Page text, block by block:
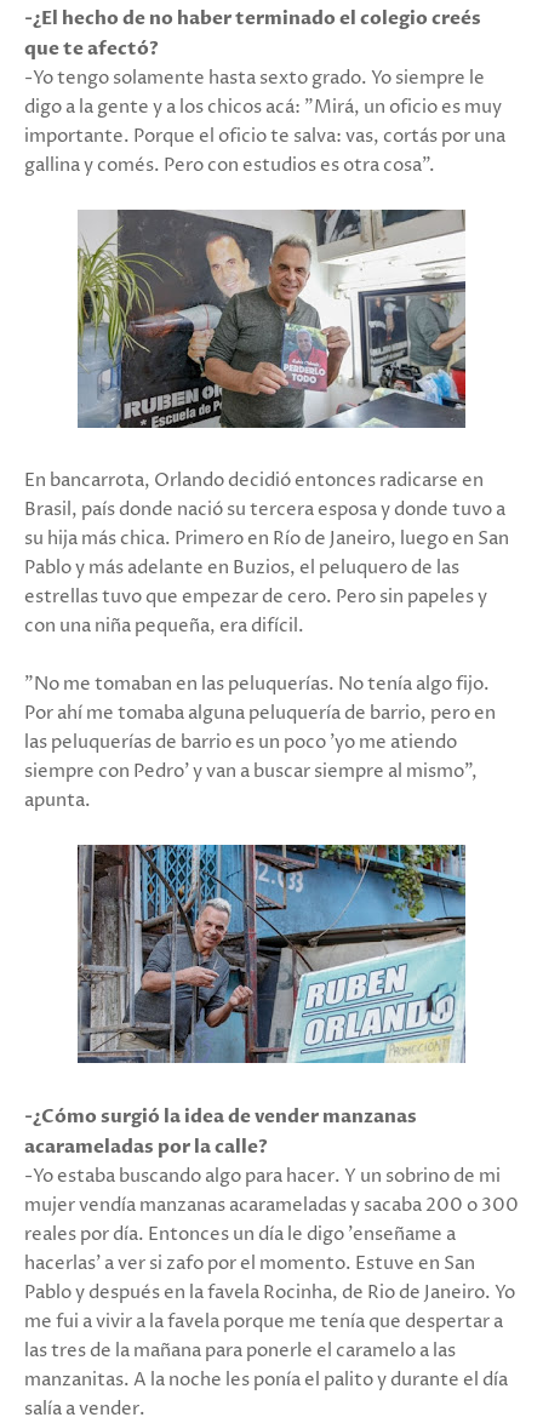
-¿El hecho de no haber terminado el colegio creés
que te afectó?
-Yo tengo solamente hasta sexto grado. Yo siempre le
digo a la gente y a los chicos acá: "Mirá, un oficio es muy
importante. Porque el oficio te salva: vas, cortás por una
gallina y comés. Pero con estudios es otra cosa".
En bancarrota, Orlando decidió entonces radicarse en
Brasil, país donde nació su tercera esposa y donde tuvo a
su hija más chica. Primero en Río de Janeiro, luego en San
Pablo y más adelante en Buzios, el peluquero de las
estrellas tuvo que empezar de cero. Pero sin papeles y
con una niña pequeña, era difícil.
"No me tomaban en las peluquerías. No tenía algo fijo.
Por ahí me tomaba alguna peluquería de barrio, pero en
las peluquerías de barrio es un poco 'yo me atiendo
siempre con Pedro' y van a buscar siempre al mismo",
apunta.
-¿Cómo surgió la idea de vender manzanas
acarameladas por la calle?
-Yo estaba buscando algo para hacer. Y un sobrino de mi
mujer vendía manzanas acarameladas y sacaba 200 o 300
reales por día. Entonces un día le digo 'enseñame a
hacerlas' a ver si zafo por el momento. Estuve en San
Pablo y después en la favela Rocinha, de Rio de Janeiro. Yo
me fui a vivir a la favela porque me tenía que despertar a
las tres de la mañana para ponerle el caramelo a las
manzanitas. A la noche les ponía el palito y durante el día
salía a vender.